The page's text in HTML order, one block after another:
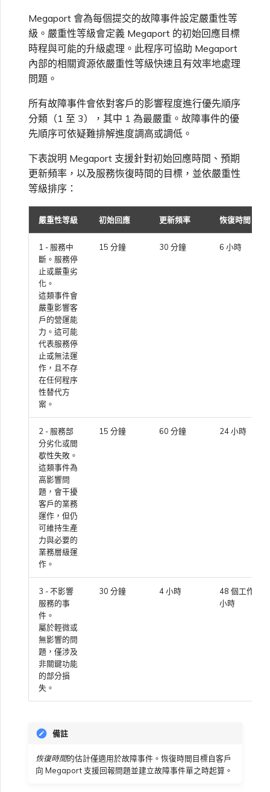
重設密碼
登入 Megaport Portal
服務佈建方式
合作夥伴代管帳戶
限制與配額
終止 VXC
IBM Cloud Direct Link
Latitude.sh
Oracle Cloud Infrastructure
OVHcloud
Salesforce Express
Oracle MCR 連線
OVHcloud MCR 連線
Salesforce MCR 連線
Cloud
MCR 路由管理
MCR Looking Glass（路由診
MCR 的 NAT 運作原理
終止 MCR
Aruba SD-WAN
Aviatrix
Check Point CloudGuard
Cisco
Fortinet FortiGate
Juniper
Palo Alto Networks
Peplink FusionHub
Versa SD-WAN
VMware SD-WAN
使用 MVE 主控台
MVE 常見問題
管理安全設定
檢視作業日誌
監控維護和中斷事件
鎖定 Megaport 服務
Megaport 授權書
Port 計費
MCR 計費
VXC、Megaport Internet 和
客戶註冊與入駐
建立至 Azure 的 VXC
建立至 Google Cloud 的
VXC
建立 Megaport Internet 連
建立 MCR
使用 API 建立 MCR VXC
從 MCR 建立至 Azure 的
從 MVE 建立至 AWS 的 VXC
從 MVE 建立至 Azure 的
從 MVE 建立至 Google 的
變更 IX 設定
遷移 VXC 和 IX
關閉 VXC 和 IX
監控服務狀態
設定 OpenMetrics 服務監控
Azure 服務金鑰 API 回應欄
Megaport Terraform
Provider 常見問題
Megaport Terraform
建立 Juniper 私有連線
Megaport Terraform
Provider
在測試環境中測試
客戶安全責任
Megaport Portal 驗證常見
X-Auth Token 淘汰常見問題
API 淘汰常見問題
單一登入（SSO）功能與使
單一登入（SSO）常見問題
疑難排解後續步驟
提供偵錯資訊以加快支援回應
Megaport 會為每個提交的故障事件設定嚴重性等
級。嚴重性等級會定義 Megaport 的初始回應目標
時程與可能的升級處理。此程序可協助 Megaport
內部的相關資源依嚴重性等級快速且有效率地處理
問題。
所有故障事件會依對客戶的影響程度進行優先順序
分類（1 至 3），其中 1 為最嚴重。故障事件的優
先順序可依疑難排解進度調高或調低。
下表說明 Megaport 支援針對初始回應時間、預期
更新頻率，以及服務恢復時間的目標，並依嚴重性
等級排序：
嚴重性等級 初始回應 更新頻率 恢復時間
1 - 服務中
斷。服務停
止或嚴重劣
化。
這類事件會
嚴重影響客
戶的營運能
力。這可能
代表服務停
止或無法運
作，且不存
在任何程序
性替代方
案。
15 分鐘 30 分鐘 6 小時
2 - 服務部
分劣化或間
歇性失敗。
這類事件為
高影響問
題，會干擾
客戶的業務
運作，但仍
可維持生產
力與必要的
業務層級運
作。
15 分鐘 60 分鐘 24 小時
3 - 不影響
服務的事
件。
屬於輕微或
無影響的問
題，僅涉及
非關鍵功能
的部分損
失。
30 分鐘 4 小時
48 個工作
小時
備註
恢復時間的估計僅適用於故障事件。恢復時間目標自客戶
向 Megaport 支援回報問題並建立故障事件單之時起算。